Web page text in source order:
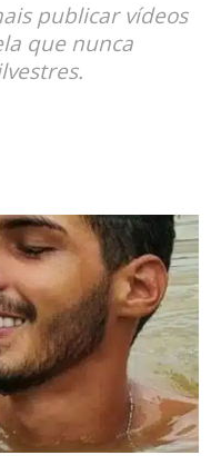
publicar vídeos
que nunca